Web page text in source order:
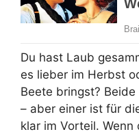
Du hast Laub
es lieber im Herbst
Beete bringst?
– aber einer ist für
klar im Vorteil.